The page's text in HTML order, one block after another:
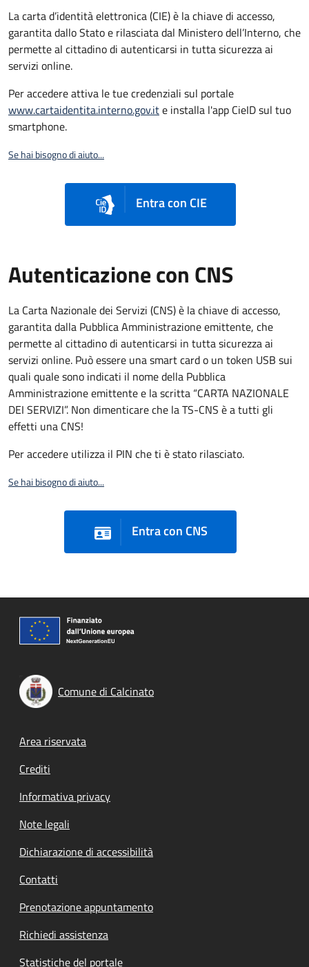
La carta d’identità elettronica (CIE) è la chiave di accesso,
garantita dallo Stato e rilasciata dal Ministero dell’Interno, che
permette al cittadino di autenticarsi in tutta sicurezza ai
servizi online.
Per accedere attiva le tue credenziali sul portale
www.cartaidentita.interno.gov.ite installa l'app CieID sul tuo
smartphone.
Se hai bisogno di aiuto...
Entra con CIE
Autenticazione con CNS
La Carta Nazionale dei Servizi (CNS) è la chiave di accesso,
garantita dalla Pubblica Amministrazione emittente, che
permette al cittadino di autenticarsi in tutta sicurezza ai
servizi online. Può essere una smart card o un token USB sui
quali quale sono indicati il nome della Pubblica
Amministrazione emittente e la scritta “CARTA NAZIONALE
DEI SERVIZI”. Non dimenticare che la TS-CNS è a tutti gli
effetti una CNS!
Per accedere utilizza il PIN che ti è stato rilasciato.
Se hai bisogno di aiuto...
Entra con CNS
Comune di Calcinato
Footer menu
Area riservata
Crediti
Informativa privacy
Note legali
Dichiarazione di accessibilità
Contatti
Prenotazione appuntamento
Richiedi assistenza
Statistiche del portale